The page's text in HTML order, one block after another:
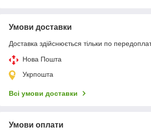
Умови доставки
Доставка здійснюється тільки по
Нова Пошта
Укрпошта
Всі умови доставки
Умови оплати